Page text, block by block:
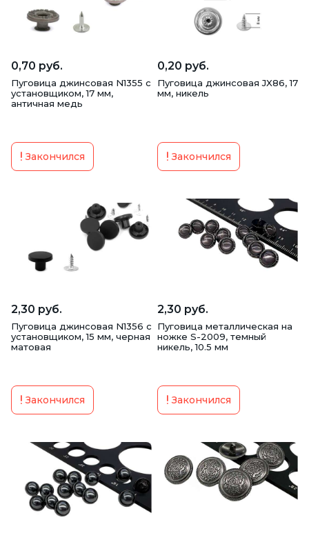
0,70 руб.
Пуговица джинсовая N1355 с
установщиком, 17 мм,
античная медь
Закончился
0,20 руб.
Пуговица джинсовая JX86, 17
мм, никель
Закончился
2,30 руб.
Пуговица джинсовая N1356 с
установщиком, 15 мм, черная
матовая
Закончился
2,30 руб.
Пуговица металлическая на
ножке S-2009, темный
никель, 10.5 мм
Закончился